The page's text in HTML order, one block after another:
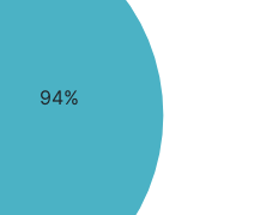
94%